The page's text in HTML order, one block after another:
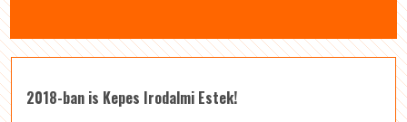
2018-ban is Kepes Irodalmi Estek!